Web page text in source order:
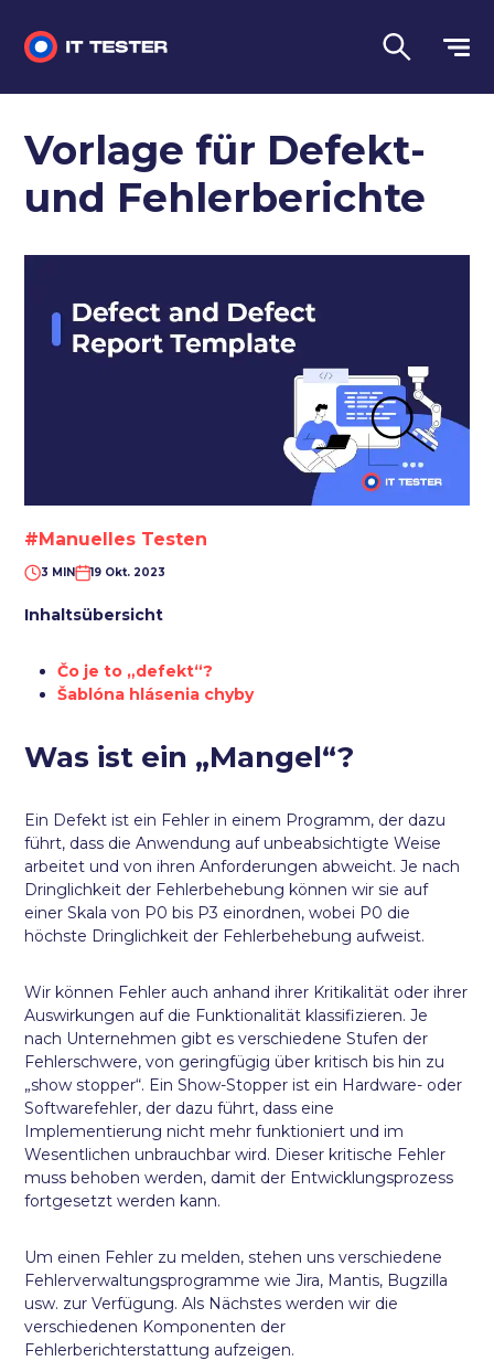
Automatisiertes Testen
Vorlage für Defekt-
und Fehlerberichte
#Manuelles Testen
3 MIN 19 Okt. 2023
Inhaltsübersicht
Čo je to „defekt“?
Šablóna hlásenia chyby
Was ist ein „Mangel“?
Ein Defekt ist ein Fehler in einem Programm, der dazu
führt, dass die Anwendung auf unbeabsichtigte Weise
arbeitet und von ihren Anforderungen abweicht. Je nach
Dringlichkeit der Fehlerbehebung können wir sie auf
einer Skala von P0 bis P3 einordnen, wobei P0 die
höchste Dringlichkeit der Fehlerbehebung aufweist.
Wir können Fehler auch anhand ihrer Kritikalität oder ihrer
Auswirkungen auf die Funktionalität klassifizieren. Je
nach Unternehmen gibt es verschiedene Stufen der
Fehlerschwere, von geringfügig über kritisch bis hin zu
„show stopper“. Ein Show-Stopper ist ein Hardware- oder
Softwarefehler, der dazu führt, dass eine
Implementierung nicht mehr funktioniert und im
Wesentlichen unbrauchbar wird. Dieser kritische Fehler
muss behoben werden, damit der Entwicklungsprozess
fortgesetzt werden kann.
Um einen Fehler zu melden, stehen uns verschiedene
Fehlerverwaltungsprogramme wie Jira, Mantis, Bugzilla
usw. zur Verfügung. Als Nächstes werden wir die
verschiedenen Komponenten der
Fehlerberichterstattung aufzeigen.